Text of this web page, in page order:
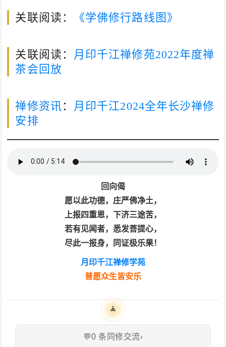
关联阅读： 《学佛修行路线图》
关联阅读：
月印千江禅修苑2022年度禅
茶会回放
禅修资讯 ：
月印千江2024全年长沙禅修
安排
回向偈
愿以此功德，庄严佛净土，
上报四重恩，下济三途苦，
若有见闻者，悉发菩提心，
尽此一报身，同证极乐果！
月印千江禅修学苑
普愿众生皆安乐
🧘
💬0 条同修交流›